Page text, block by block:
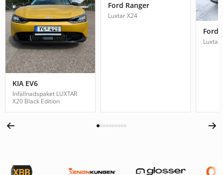
KIA EV6
Infällnadspaket LUXTAR
X20 Black Edition
Ford Ranger
Luxtar X24
Ford
Luxtar